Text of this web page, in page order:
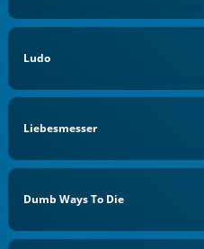
Ludo
Liebesmesser
Dumb Ways To Die